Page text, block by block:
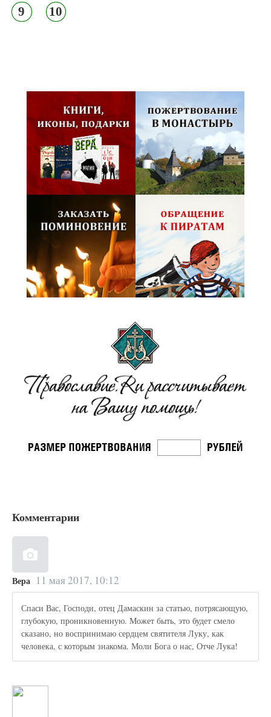
9 10
Комментарии
Вера 11 мая 2017, 10:12
Спаси Вас, Господи, отец Дамаскин за статью, потрясающую,
глубокую, проникновенную. Может быть, это будет смело
сказано, но воспринимаю сердцем святителя Луку, как
человека, с которым знакома. Моли Бога о нас, Отче Лука!